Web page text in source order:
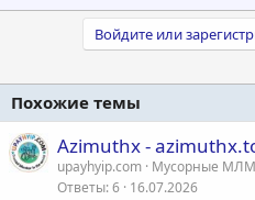
Войдите или
Похожие темы
Azimuthx -
upayhyip.com Мусорные МЛМ
Ответы 6 16.07.2026